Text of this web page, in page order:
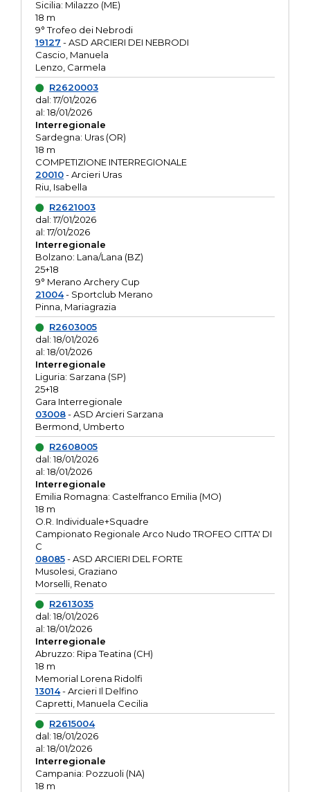
Sicilia: Milazzo (ME)
18 m
9° Trofeo dei Nebrodi
19127 - ASD ARCIERI DEI NEBRODI
Cascio, Manuela
Lenzo, Carmela
R2620003
dal: 17/01/2026
al: 18/01/2026
Interregionale
Sardegna: Uras (OR)
18 m
COMPETIZIONE INTERREGIONALE
20010- Arcieri Uras
Riu, Isabella
R2621003
dal: 17/01/2026
al: 17/01/2026
Interregionale
Bolzano: Lana/Lana (BZ)
25+18
9° Merano Archery Cup
21004- Sportclub Merano
Pinna, Mariagrazia
R2603005
dal: 18/01/2026
al: 18/01/2026
Interregionale
Liguria: Sarzana (SP)
25+18
Gara Interregionale
03008- ASD Arcieri Sarzana
Bermond, Umberto
R2608005
dal: 18/01/2026
al: 18/01/2026
Interregionale
Emilia Romagna: Castelfranco Emilia (MO)
18 m
O.R. Individuale+Squadre
Campionato Regionale Arco Nudo TROFEO CITTA' DI
C
08085- ASD ARCIERI DEL FORTE
Musolesi, Graziano
Morselli, Renato
R2613035
dal: 18/01/2026
al: 18/01/2026
Interregionale
Abruzzo: Ripa Teatina (CH)
18 m
Memorial Lorena Ridolfi
13014- Arcieri Il Delfino
Capretti, Manuela Cecilia
R2615004
dal: 18/01/2026
al: 18/01/2026
Interregionale
Campania: Pozzuoli (NA)
18 m